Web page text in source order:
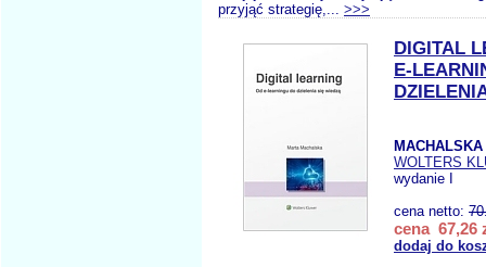
przyjąć strategię,... >>>
DIGITAL
E-
WOLTERS
wydanie I
cena netto:
cena 67,26
dodaj do